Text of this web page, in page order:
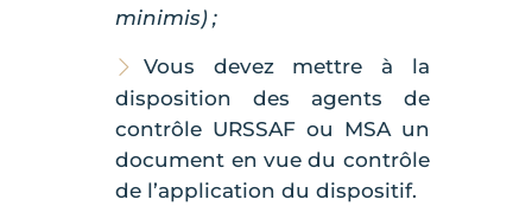
minimis) ;
Vous devez mettre à la
disposition des agents de
contrôle URSSAF ou MSA un
document en vue du contrôle
de l’application du dispositif.